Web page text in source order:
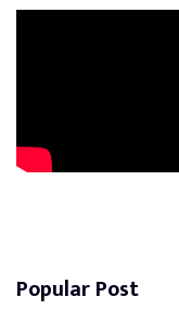
Popular Post